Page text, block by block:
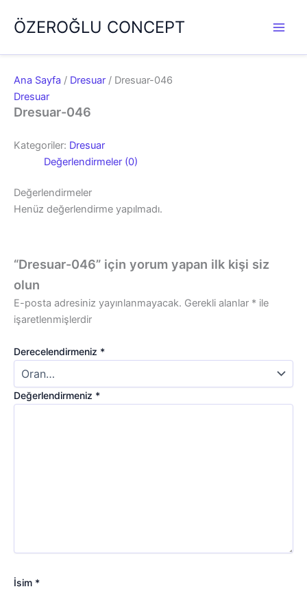
atlaÖZEROĞLU CONCEPT
Ana Sayfa / Dresuar / Dresuar-046
Dresuar
Dresuar-046
Kategoriler: Dresuar
Değerlendirmeler (0)
Değerlendirmeler
Henüz değerlendirme yapılmadı.
“Dresuar-046” için yorum yapan ilk kişi siz
olun
E-posta adresiniz yayınlanmayacak. Gerekli alanlar * ile
işaretlenmişlerdir
Derecelendirmeniz *
Değerlendirmeniz *
İsim *